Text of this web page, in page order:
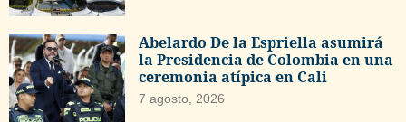
Abelardo De la Espriella asumirá
la Presidencia de Colombia en una
ceremonia atípica en Cali
7 agosto, 2026